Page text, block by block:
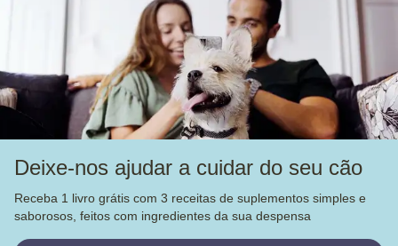
Deixe-nos ajudar a cuidar do seu cão
Receba 1 livro grátis com 3 receitas de suplementos simples e
saborosos, feitos com ingredientes da sua despensa